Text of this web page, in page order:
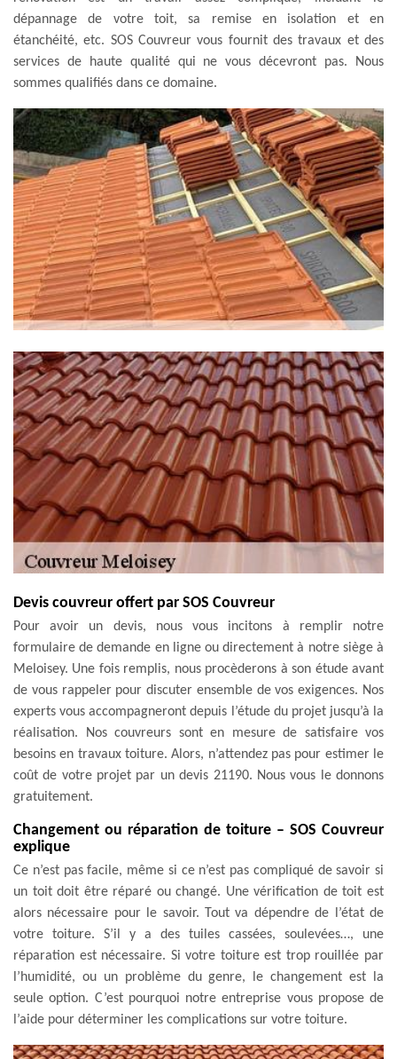
dépannage de votre toit, sa remise en isolation et en
étanchéité, etc. SOS Couvreur vous fournit des travaux et des
services de haute qualité qui ne vous décevront pas. Nous
sommes qualifiés dans ce domaine.
Devis couvreur offert par SOS Couvreur
Pour avoir un devis, nous vous incitons à remplir notre
formulaire de demande en ligne ou directement à notre siège à
Meloisey. Une fois remplis, nous procèderons à son étude avant
de vous rappeler pour discuter ensemble de vos exigences. Nos
experts vous accompagneront depuis l’étude du projet jusqu’à la
réalisation. Nos couvreurs sont en mesure de satisfaire vos
besoins en travaux toiture. Alors, n’attendez pas pour estimer le
coût de votre projet par un devis 21190. Nous vous le donnons
gratuitement.
Changement ou réparation de toiture – SOS Couvreur
explique
Ce n’est pas facile, même si ce n’est pas compliqué de savoir si
un toit doit être réparé ou changé. Une vérification de toit est
alors nécessaire pour le savoir. Tout va dépendre de l’état de
votre toiture. S’il y a des tuiles cassées, soulevées…, une
réparation est nécessaire. Si votre toiture est trop rouillée par
l’humidité, ou un problème du genre, le changement est la
seule option. C’est pourquoi notre entreprise vous propose de
l’aide pour déterminer les complications sur votre toiture.